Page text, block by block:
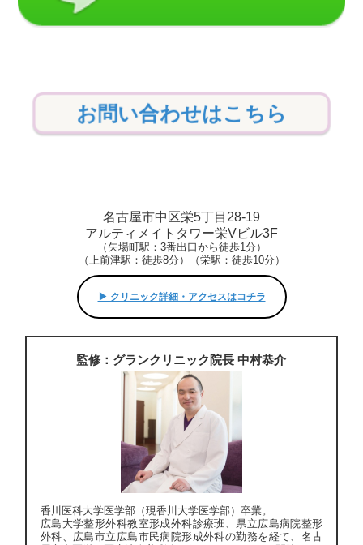
お問い合わせはこちら
名古屋市中区栄5丁目28-19
アルティメイトタワー栄Vビル3F
（矢場町駅：3番出口から徒歩1分）
（上前津駅：徒歩8分）（栄駅：徒歩10分）
▶︎ クリニック詳細・アクセスはコチラ
監修：グランクリニック院長 中村恭介
香川医科大学医学部（現香川大学医学部）卒業。
広島大学整形外科教室形成外科診療班、県立広島病院整形
外科、広島市立広島市民病院形成外科の勤務を経て、名古